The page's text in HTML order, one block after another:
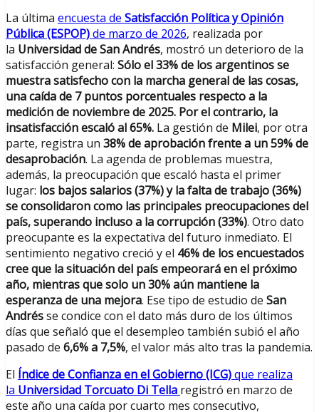
La última encuesta de Satisfacción Política y Opinión
Pública (ESPOP)de marzo de 2026, realizada por
la Universidad de San Andrés, mostró un deterioro de la
satisfacción general: Sólo el 33% de los argentinos se
muestra satisfecho con la marcha general de las cosas,
una caída de 7 puntos porcentuales respecto a la
medición de noviembre de 2025. Por el contrario, la
insatisfacción escaló al 65%. La gestión de Milei, por otra
parte, registra un 38% de aprobación frente a un 59% de
desaprobación. La agenda de problemas muestra,
además, la preocupación que escaló hasta el primer
lugar: los bajos salarios (37%) y la falta de trabajo (36%)
se consolidaron como las principales preocupaciones del
país, superando incluso a la corrupción (33%). Otro dato
preocupante es la expectativa del futuro inmediato. El
sentimiento negativo creció y el 46% de los encuestados
cree que la situación del país empeorará en el próximo
año, mientras que solo un 30% aún mantiene la
esperanza de una mejora. Ese tipo de estudio de San
Andrésse condice con el dato más duro de los últimos
días que señaló que el desempleo también subió el año
pasado de 6,6% a 7,5%, el valor más alto tras la pandemia.
El Índice de Confianza en el Gobierno (ICG)que realiza
la Universidad Torcuato Di Tella registró en marzo de
este año una caída por cuarto mes consecutivo,